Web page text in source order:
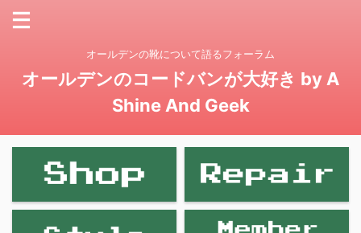
オールデンの靴について語るフォーラム
オールデンのコードバンが大好き by A
Shine And Geek